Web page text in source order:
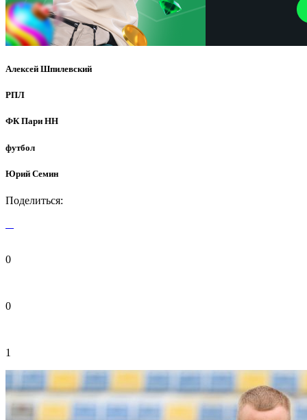
Алексей Шпилевский
РПЛ
ФК Пари НН
футбол
Юрий Семин
Поделиться:
0
0
1